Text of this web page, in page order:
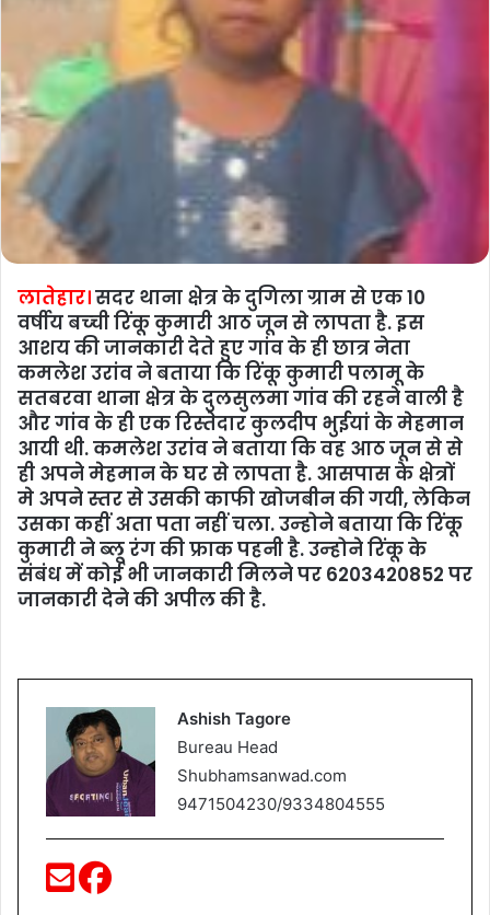
लातेहार।सदर थाना क्षेत्र के दुगिला ग्राम से एक 10
वर्षीय बच्‍ची रिंकू कुमारी आठ जून से लापता है. इस
आशय की जानकारी देते हुए गांव के ही छात्र नेता
कमलेश उरांव ने बताया कि रिंकू कुमारी पलामू के
सतबरवा थाना क्षेत्र के दुलसुलमा गांव की रहने वाली है
और गांव के ही एक रिस्‍तेदार कुलदीप भुईयां के मेहमान
आयी थी. कमलेश उरांव ने बताया कि वह आठ जून से से
ही अपने मेहमान के घर से लापता है. आसपास के क्षेत्रों
मे अपने स्‍तर से उसकी काफी खोजबीन की गयी, लेकिन
उसका कहीं अता पता नहीं चला. उन्‍होने बताया कि रिंकू
कुमारी ने ब्‍लू रंग की फ्राक पहनी है. उन्‍होने रिंकू के
संबंध में कोई भी जानकारी मिलने पर 6203420852 पर
जानकारी देने की अपील की है.
Ashish Tagore
Bureau Head
Shubhamsanwad.com
9471504230/9334804555